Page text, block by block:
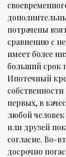
потрачены
сравнению с
имеет более
больший срок
Ипотечный
первых, в
любой
или друзей
согласие. Во-
досрочно